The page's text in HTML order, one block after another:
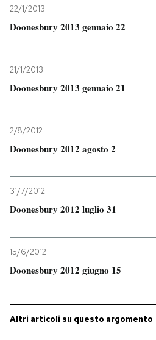
CALENDARIO
AREA PERSONALE
Entra
22/1/2013
Doonesbury 2013 gennaio 22
21/1/2013
Doonesbury 2013 gennaio 21
2/8/2012
Doonesbury 2012 agosto 2
31/7/2012
Doonesbury 2012 luglio 31
15/6/2012
Doonesbury 2012 giugno 15
Altri articoli su questo argomento